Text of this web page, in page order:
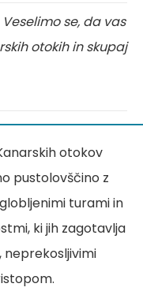
se, da vas
otokih in skupaj
otokov
pustolovščino z
turami in
ki jih zagotavlja
neprekosljivimi